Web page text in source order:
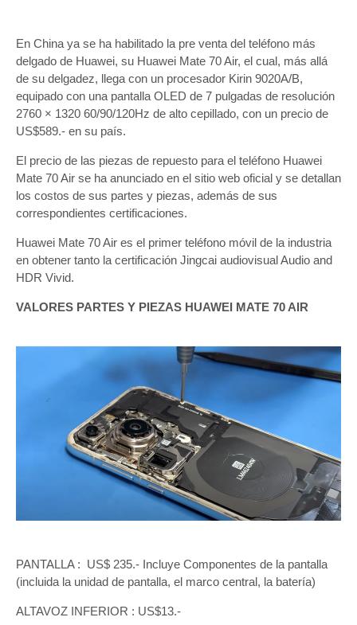
En China ya se ha habilitado la pre venta del teléfono más
delgado de Huawei, su Huawei Mate 70 Air, el cual, más allá
de su delgadez, llega con un procesador Kirin 9020A/B,
equipado con una pantalla OLED de 7 pulgadas de resolución
2760 × 1320 60/90/120Hz de alto cepillado, con un precio de
US$589.- en su país.
El precio de las piezas de repuesto para el teléfono Huawei
Mate 70 Air se ha anunciado en el sitio web oficial y se detallan
los costos de sus partes y piezas, además de sus
correspondientes certificaciones.
Huawei Mate 70 Air es el primer teléfono móvil de la industria
en obtener tanto la certificación Jingcai audiovisual Audio and
HDR Vivid.
VALORES PARTES Y PIEZAS HUAWEI MATE 70 AIR
PANTALLA : US$ 235.- Incluye Componentes de la pantalla
(incluida la unidad de pantalla, el marco central, la batería)
ALTAVOZ INFERIOR : US$13.-